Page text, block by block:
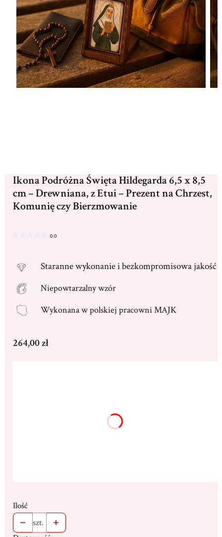
Ikona Podróżna Święta Hildegarda 6,5 x 8,5
cm – Drewniana, z Etui – Prezent na Chrzest,
Komunię czy Bierzmowanie
0.0
Starannewykonanie i bezkompromisowa jakość
Niepowtarzalny wzór
Wykonana wpolskiej pracowni MAJK
Cena
264,00 zł
(+16,00 zł)
Ilość
szt.